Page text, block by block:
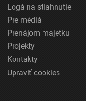
Logá na stiahnutie
Pre médiá
Prenájom majetku
Projekty
Kontakty
Upraviť cookies